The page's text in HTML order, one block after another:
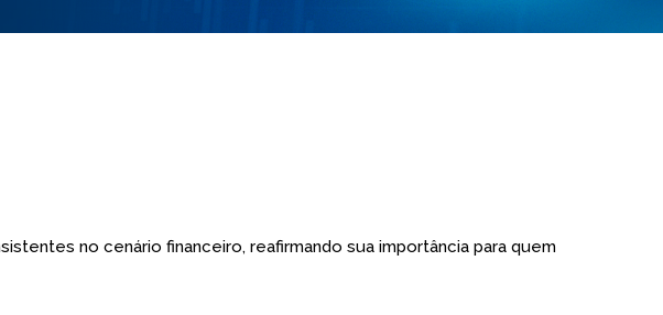
no cenário financeiro, reafirmando sua importância para quem